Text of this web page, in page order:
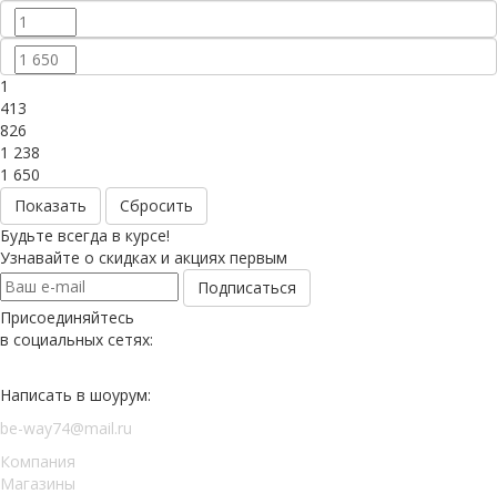
1
413
826
1 238
1 650
Сбросить
Будьте всегда в курсе!
Узнавайте о скидках и акциях первым
Присоединяйтесь
в социальных сетях:
Написать в шоурум:
be-way74@mail.ru
Компания
Магазины